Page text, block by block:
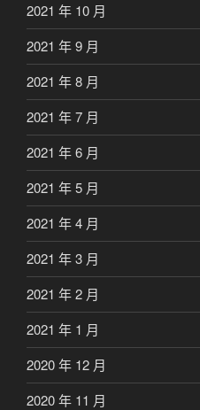
2021 年 10 月
2021 年 9 月
2021 年 8 月
2021 年 7 月
2021 年 6 月
2021 年 5 月
2021 年 4 月
2021 年 3 月
2021 年 2 月
2021 年 1 月
2020 年 12 月
2020 年 11 月